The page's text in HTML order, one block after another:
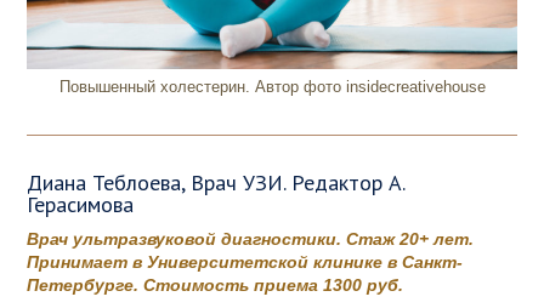
Повышенный холестерин. Автор фото insidecreativehouse
Диана Теблоева, Врач УЗИ. Редактор А.
Герасимова
Врач ультразвуковой диагностики. Стаж 20+ лет.
Принимает в Университетской клинике в Санкт-
Петербурге. Стоимость приема 1300 руб.